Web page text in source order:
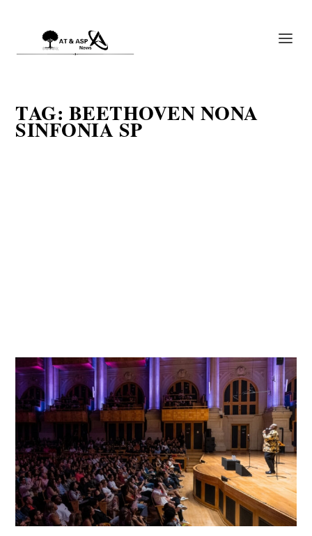
TAG: BEETHOVEN NONA
SINFONIA SP